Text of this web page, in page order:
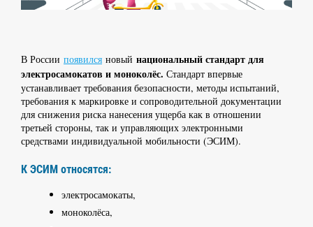
В России появился новый национальный стандарт для
электросамокатов и моноколёс. Стандарт впервые
устанавливает требования безопасности, методы испытаний,
требования к маркировке и сопроводительной документации
для снижения риска нанесения ущерба как в отношении
третьей стороны, так и управляющих электронными
средствами индивидуальной мобильности (ЭСИМ).
К ЭСИМ относятся:
электросамокаты,
моноколёса,